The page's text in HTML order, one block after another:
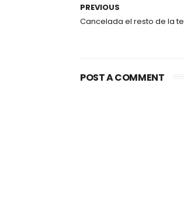
PREVIOUS
Cancelada el resto de la
POST A COMMENT